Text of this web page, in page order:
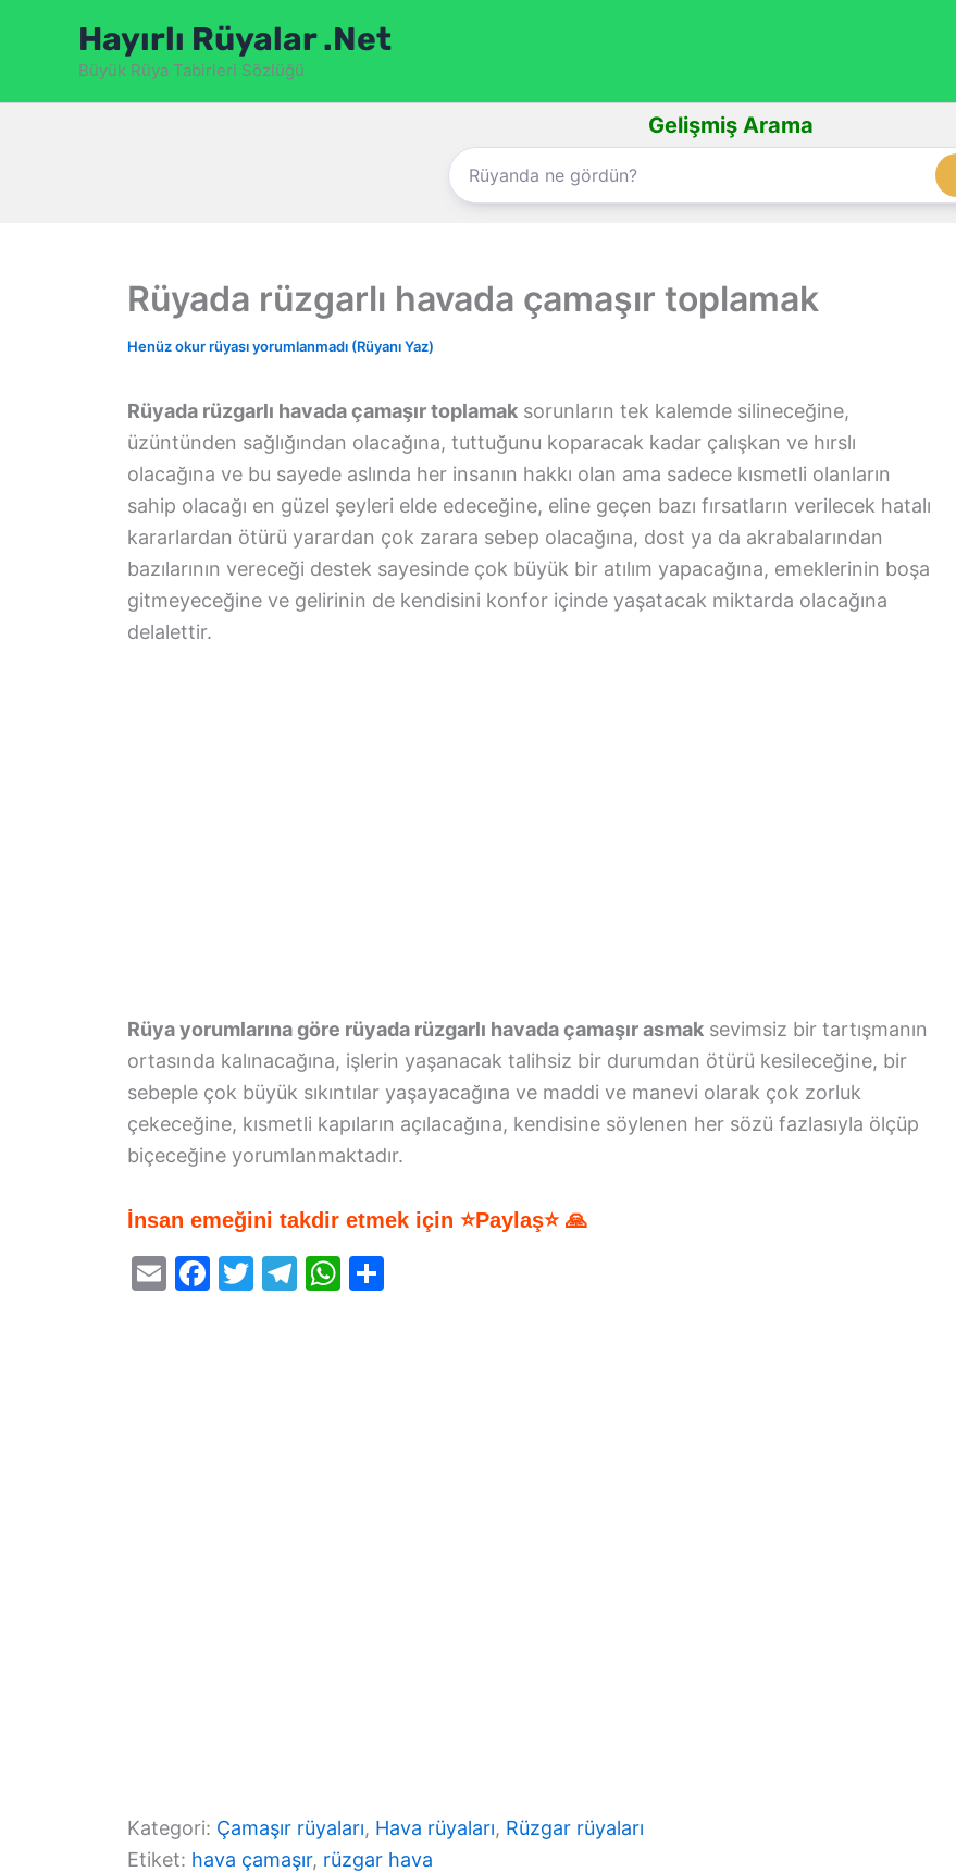
Hayırlı Rüyalar .Net
Büyük Rüya Tabirleri Sözlüğü
Gelişmiş Arama
Rüyada rüzgarlı havada çamaşır toplamak
Henüz okur rüyası yorumlanmadı (Rüyanı Yaz)
Rüyada rüzgarlı havada çamaşır toplamak sorunların tek kalemde silineceğine,
üzüntünden sağlığından olacağına, tuttuğunu koparacak kadar çalışkan ve hırslı
olacağına ve bu sayede aslında her insanın hakkı olan ama sadece kısmetli olanların
sahip olacağı en güzel şeyleri elde edeceğine, eline geçen bazı fırsatların verilecek hatalı
kararlardan ötürü yarardan çok zarara sebep olacağına, dost ya da akrabalarından
bazılarının vereceği destek sayesinde çok büyük bir atılım yapacağına, emeklerinin boşa
gitmeyeceğine ve gelirinin de kendisini konfor içinde yaşatacak miktarda olacağına
delalettir.
Rüya yorumlarına göre rüyada rüzgarlı havada çamaşır asmak sevimsiz bir tartışmanın
ortasında kalınacağına, işlerin yaşanacak talihsiz bir durumdan ötürü kesileceğine, bir
sebeple çok büyük sıkıntılar yaşayacağına ve maddi ve manevi olarak çok zorluk
çekeceğine, kısmetli kapıların açılacağına, kendisine söylenen her sözü fazlasıyla ölçüp
biçeceğine yorumlanmaktadır.
İnsan emeğini takdir etmek için ⭐Paylaş⭐ 🙏
E
F
T
T
W
Kategori: Çamaşır rüyaları, Hava rüyaları, Rüzgar rüyaları
Etiket: hava çamaşır, rüzgar hava